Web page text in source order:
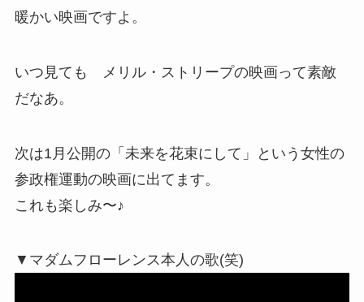
暖かい映画ですよ。
いつ見ても メリル・ストリープの映画って素敵
だなあ。
次は1月公開の「未来を花束にして」という女性の
参政権運動の映画に出てます。
これも楽しみ〜♪
▼マダムフローレンス本人の歌(笑)